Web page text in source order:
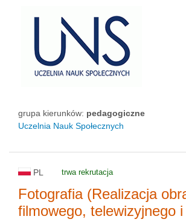
grupa kierunków: pedagogiczne
Uczelnia Nauk Społecznych
PL trwa rekrutacja
Fotografia (Realizacja
filmowego, telewizyjnego